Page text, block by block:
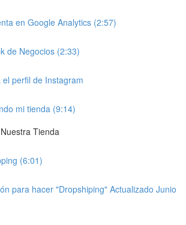
en Google Analytics (2:57)
de Negocios (2:33)
el perfil de Instagram
mi tienda (9:14)
Tienda
(6:01)
para hacer "Dropshiping" Actualizado Junio